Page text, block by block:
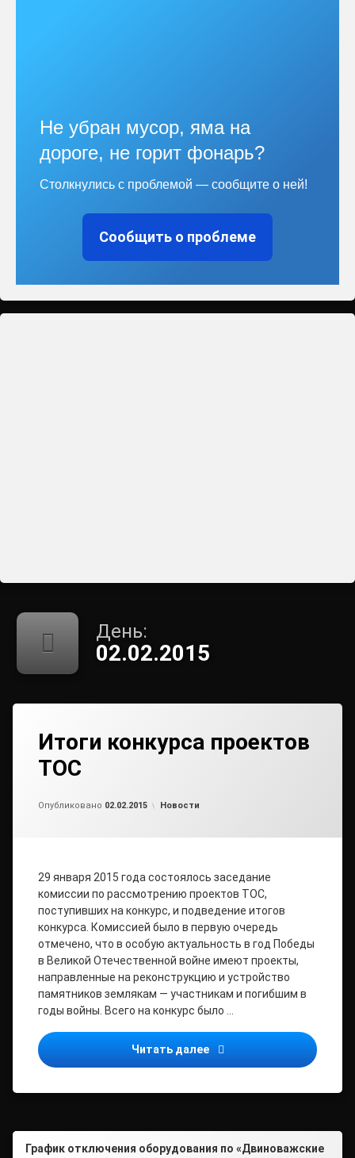
Не убран мусор, яма на
дороге, не горит фонарь?
Столкнулись с проблемой — сообщите о ней!
Сообщить о проблеме
День:
02.02.2015
Итоги конкурса проектов
ТОС
Опубликовано 02.02.2015 Рубрики:
Новости
29 января 2015 года состоялось заседание
комиссии по рассмотрению проектов ТОС,
поступивших на конкурс, и подведение итогов
конкурса. Комиссией было в первую очередь
отмечено, что в особую актуальность в год Победы
в Великой Отечественной войне имеют проекты,
направленные на реконструкцию и устройство
памятников землякам — участникам и погибшим в
годы войны. Всего на конкурс было …
Читать далее Итоги конкурса
График отключения оборудования по «Двиноважские